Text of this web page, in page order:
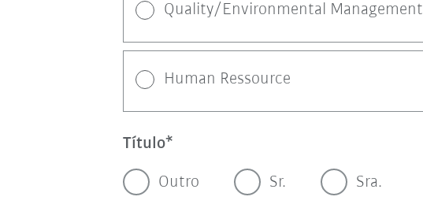
Quality/Environmental Management
Human Ressource
Título
Outro Sr. Sra.